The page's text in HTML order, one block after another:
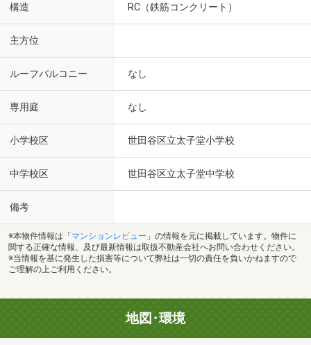
構造 RC（鉄筋コンクリート）
主方位
ルーフバルコニー なし
専用庭 なし
小学校区 世田谷区立太子堂小学校
中学校区 世田谷区立太子堂中学校
備考
※本物件情報は「 マンションレビュー 」の情報を元に掲載しています。物件に
関する正確な情報、及び最新情報は取扱不動産会社へお問い合わせください。
※当情報を基に発生した損害等について弊社は一切の責任を負いかねますので
ご理解の上ご利用ください。
地図･環境